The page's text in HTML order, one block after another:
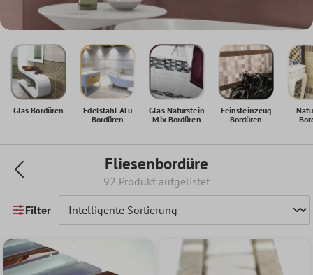
Glas Bordüren
Edelstahl Alu
Bordüren
Glas Naturstein
Mix Bordüren
Feinsteinzeug
Bordüren
Fliesenbordüre
92 Produkt aufgelistet
Filter